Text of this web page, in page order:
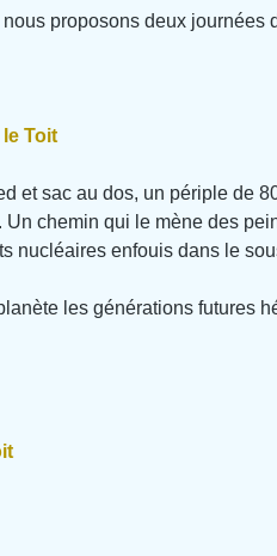
nous proposons deux journées
Toit
et sac au dos, un périple de
chemin qui le mène des
nucléaires enfouis dans le
les générations futures